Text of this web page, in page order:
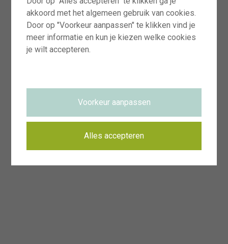
akkoord met het algemeen gebruik van cookies.
Door op "Voorkeur aanpassen" te klikken vind je
meer informatie en kun je kiezen welke cookies
je wilt accepteren.
Voorkeur aanpassen
Alles accepteren